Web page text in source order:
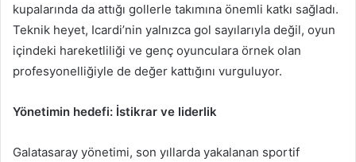
kupalarında da attığı gollerle takımına önemli katkı sağladı.
Teknik heyet, Icardi’nin yalnızca gol sayılarıyla değil, oyun
içindeki hareketliliği ve genç oyunculara örnek olan
profesyonelliğiyle de değer kattığını vurguluyor.
Yönetimin hedefi: İstikrar ve liderlik
Galatasaray yönetimi, son yıllarda yakalanan sportif